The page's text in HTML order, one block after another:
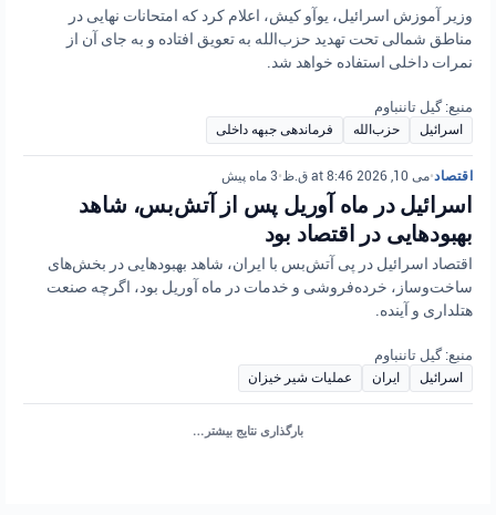
وزیر آموزش اسرائیل، یوآو کیش، اعلام کرد که امتحانات نهایی در
مناطق شمالی تحت تهدید حزب‌الله به تعویق افتاده و به جای آن از
نمرات داخلی استفاده خواهد شد.
منبع: گیل تاننباوم
اسرائیل حزب‌الله فرماندهی جبهه داخلی
اقتصاد•می 10, 2026 at 8:46 ق.ظ •3 ماه پیش
اسرائیل در ماه آوریل پس از آتش‌بس، شاهد
بهبودهایی در اقتصاد بود
اقتصاد اسرائیل در پی آتش‌بس با ایران، شاهد بهبودهایی در بخش‌های
ساخت‌وساز، خرده‌فروشی و خدمات در ماه آوریل بود، اگرچه صنعت
هتلداری و آینده.
منبع: گیل تاننباوم
اسرائیل ایران عملیات شیر خیزان
بارگذاری نتایج بیشتر…